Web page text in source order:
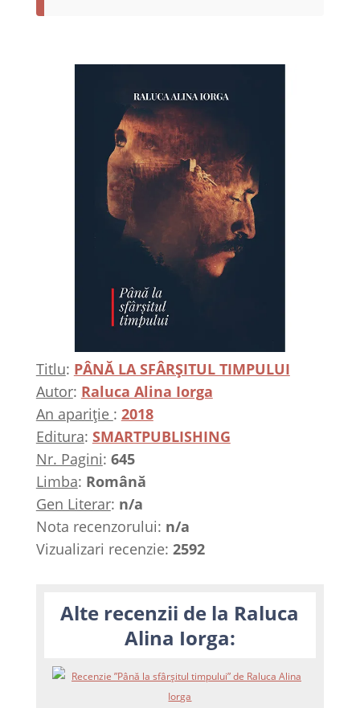
Titlu: PÂNĂ LA SFÂRȘITUL TIMPULUI
Autor: Raluca Alina Iorga
An apariție : 2018
Editura: SMARTPUBLISHING
Nr. Pagini: 645
Limba: Română
Gen Literar: n/a
Nota recenzorului: n/a
Vizualizari recenzie: 2592
Alte recenzii de la Raluca
Alina Iorga: